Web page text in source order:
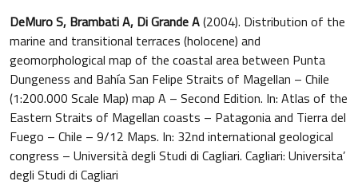
DeMuro S, Brambati A, Di Grande A(2004). Distribution of the
marine and transitional terraces (holocene) and
geomorphological map of the coastal area between Punta
Dungeness and Bahía San Felipe Straits of Magellan – Chile
(1:200.000 Scale Map) map A – Second Edition. In: Atlas of the
Eastern Straits of Magellan coasts – Patagonia and Tierra del
Fuego – Chile – 9/12 Maps. In: 32nd international geological
congress – Università degli Studi di Cagliari. Cagliari: Universita’
degli Studi di Cagliari